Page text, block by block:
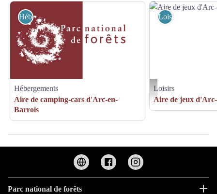
Hébergements
Hébergements
Aire de camping-cars d'Arc-en-
Barrois
Aire de jeux d'Arc-en-
Loisirs
Loisirs
Aire de jeux
Parc national de forêts